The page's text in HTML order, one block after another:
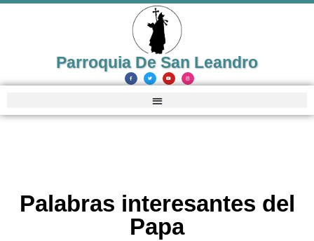
Parroquia De San Leandro
Palabras interesantes del
Papa